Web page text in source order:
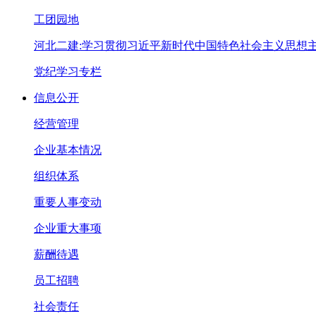
工团园地
河北二建:学习贯彻习近平新时代中国特色社会主义思想
党纪学习专栏
信息公开
经营管理
企业基本情况
组织体系
重要人事变动
企业重大事项
薪酬待遇
员工招聘
社会责任